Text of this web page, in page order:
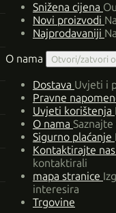
Snižena cijena
Novi proizvodi
Najprodavaniji
O nama
Otvori/zatvori
Dostava Uvjeti i
Pravne
Uvjeti korištenja
O nama
Sigurno plaćanje
Kontaktirajte nas
kontaktirali
mapa stranice
interesira
Trgovine